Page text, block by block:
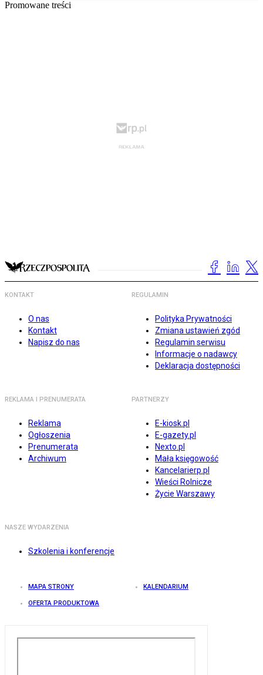
Promowane treści
KONTAKT
O nas
Kontakt
Napisz do nas
REGULAMIN
Polityka Prywatności
Zmiana ustawień zgód
Regulamin serwisu
Informacje o nadawcy
Deklaracja dostępności
REKLAMA I PRENUMERATA
Reklama
Ogłoszenia
Prenumerata
Archiwum
PARTNERZY
E-kiosk.pl
E-gazety.pl
Nexto.pl
Mała księgowość
Kancelarierp.pl
Wieści Rolnicze
Życie Warszawy
NASZE WYDARZENIA
Szkolenia i konferencje
MAPA STRONY KALENDARIUM
OFERTA PRODUKTOWA